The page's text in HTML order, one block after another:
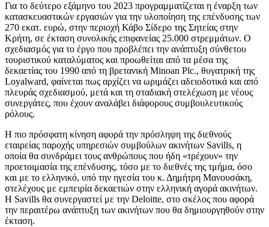
Για το δεύτερο εξάμηνο του 2023 προγραμματίζεται η έναρξη των
κατασκευαστικών εργασιών για την υλοποίηση της επένδυσης των
270 εκατ. ευρώ, στην περιοχή Κάβο Σίδερο της Σητείας στην
Κρήτη, σε έκταση συνολικής επιφανείας 25.000 στρεμμάτων. Ο
σχεδιασμός για το έργο που προβλέπει την ανάπτυξη σύνθετου
τουριστικού καταλύματος και προωθείται από τα μέσα της
δεκαετίας του 1990 από τη βρετανική Minoan Plc., θυγατρική της
Loyalward, φαίνεται πως αρχίζει να ωριμάζει αδειοδοτικά και από
πλευράς σχεδιασμού, μετά και τη σταδιακή στελέχωση με νέους
συνεργάτες, που έχουν αναλάβει διάφορους συμβουλευτικούς
ρόλους.
Η πιο πρόσφατη κίνηση αφορά την πρόσληψη της διεθνούς
εταιρείας παροχής υπηρεσιών συμβούλων ακινήτων Savills, η
οποία θα συνδράμει τους ανθρώπους που ήδη «τρέχουν» την
προετοιμασία της επένδυσης, τόσο με το διεθνές της τμήμα, όσο
και με το ελληνικό, υπό την ηγεσία του κ. Δημήτρη Μανουσάκη,
στελέχους με εμπειρία δεκαετιών στην ελληνική αγορά ακινήτων.
Η Savills θα συνεργαστεί με την Deloitte, στο σκέλος που αφορά
την περαιτέρω ανάπτυξη των ακινήτων που θα δημιουργηθούν στην
έκταση.